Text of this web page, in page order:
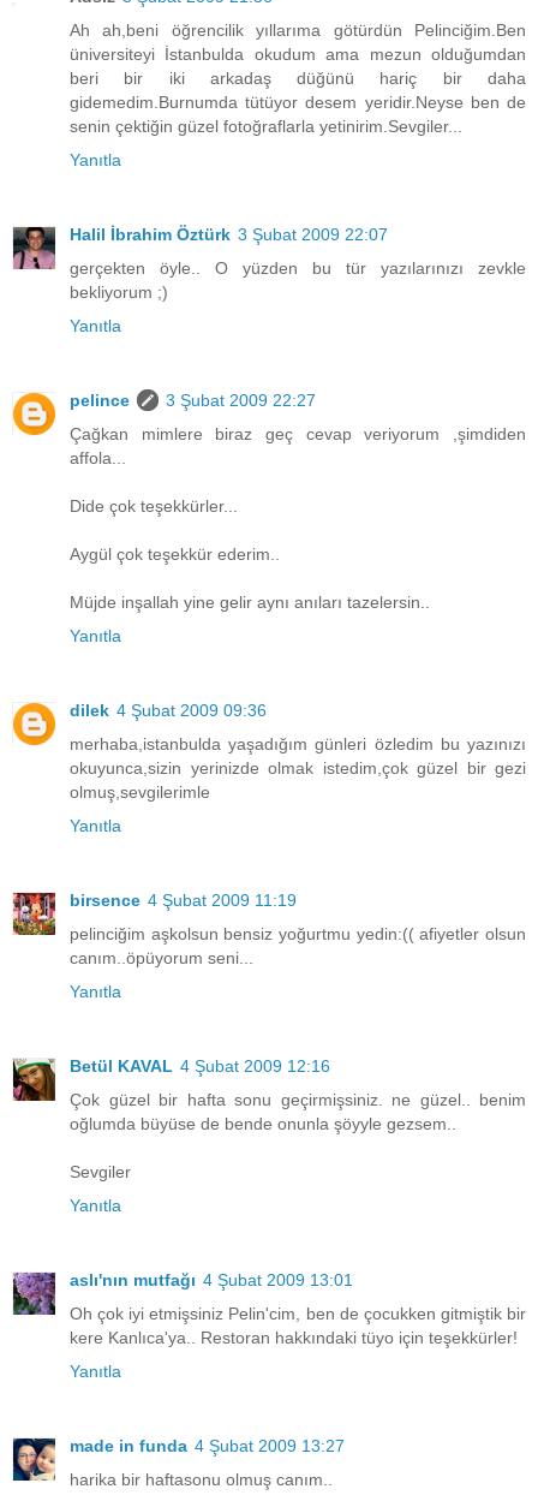
Ah ah,beni öğrencilik yıllarıma götürdün Pelinciğim.Ben
üniversiteyi İstanbulda okudum ama mezun olduğumdan
beri bir iki arkadaş düğünü hariç bir daha
gidemedim.Burnumda tütüyor desem yeridir.Neyse ben de
senin çektiğin güzel fotoğraflarla yetinirim.Sevgiler...
Yanıtla
Halil İbrahim Öztürk 3 Şubat 2009 22:07
gerçekten öyle.. O yüzden bu tür yazılarınızı zevkle
bekliyorum ;)
Yanıtla
pelince
3 Şubat 2009 22:27
Çağkan mimlere biraz geç cevap veriyorum ,şimdiden
affola...
Dide çok teşekkürler...
Aygül çok teşekkür ederim..
Müjde inşallah yine gelir aynı anıları tazelersin..
Yanıtla
dilek 4 Şubat 2009 09:36
merhaba,istanbulda yaşadığım günleri özledim bu yazınızı
okuyunca,sizin yerinizde olmak istedim,çok güzel bir gezi
olmuş,sevgilerimle
Yanıtla
birsence 4 Şubat 2009 11:19
pelinciğim aşkolsun bensiz yoğurtmu yedin:(( afiyetler olsun
canım..öpüyorum seni...
Yanıtla
Betül KAVAL 4 Şubat 2009 12:16
Çok güzel bir hafta sonu geçirmişsiniz. ne güzel.. benim
oğlumda büyüse de bende onunla şöyyle gezsem..
Sevgiler
Yanıtla
aslı'nın mutfağı 4 Şubat 2009 13:01
Oh çok iyi etmişsiniz Pelin'cim, ben de çocukken gitmiştik bir
kere Kanlıca'ya.. Restoran hakkındaki tüyo için teşekkürler!
Yanıtla
made in funda 4 Şubat 2009 13:27
harika bir haftasonu olmuş canım..